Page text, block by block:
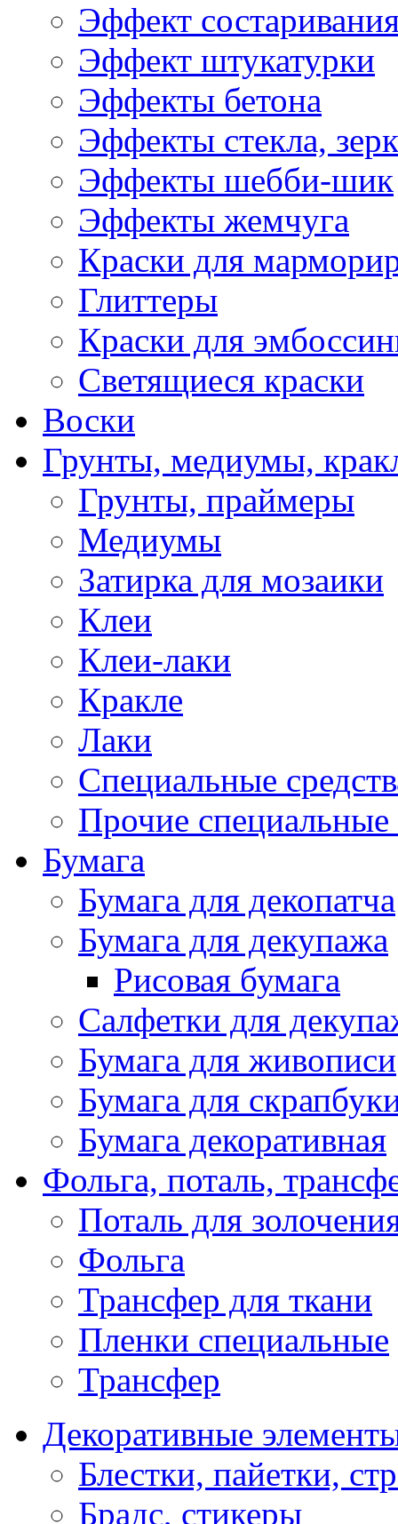
Эффект
Эффект штукатурки
Эффекты бетона
Эффекты стекла,
Эффекты шебби-шик
Эффекты жемчуга
Краски для
Глиттеры
Краски для
Светящиеся краски
Воски
Грунты, медиумы,
Грунты, праймеры
Медиумы
Затирка для мозаики
Клеи
Клеи-лаки
Кракле
Лаки
Специальные
Прочие специальные
Бумага
Бумага для декопатча
Бумага для декупажа
Рисовая бумага
Салфетки для
Бумага для живописи
Бумага для
Бумага декоративная
Фольга, поталь,
Поталь для
Фольга
Трансфер для ткани
Пленки специальные
Трансфер
Декоративные
Блестки, пайетки,
Брадс, стикеры